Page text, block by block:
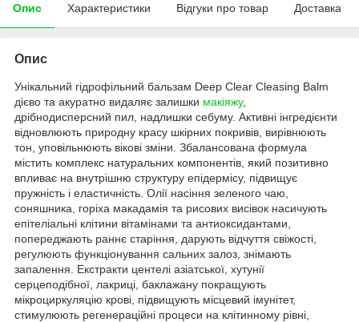
Опис Характеристики Відгуки про товар Доставка
Опис
Унікальний гідрофільний бальзам Deep Clear Cleasing Balm
дієво та акуратно видаляє залишки макіяжу,
дрібнодисперсний пил, надлишки себуму. Активні інгредієнти
відновлюють природну красу шкірних покривів, вирівнюють
тон, уповільнюють вікові зміни. Збалансована формула
містить комплекс натуральних компонентів, який позитивно
впливає на внутрішню структуру епідермісу, підвищує
пружність і еластичність. Олії насіння зеленого чаю,
соняшника, горіха макадамія та рисових висівок насичують
епітеліальні клітини вітамінами та антиоксидантами,
попереджають раннє старіння, дарують відчуття свіжості,
регулюють функціонування сальних залоз, знімають
запалення. Екстракти центелі азіатської, хутунії
серцеподібної, лакриці, баклажану покращують
мікроциркуляцію крові, підвищують місцевий імунітет,
стимулюють регенераційні процеси на клітинному рівні,